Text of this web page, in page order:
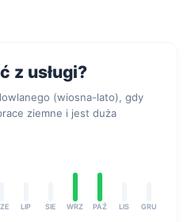
z usługi?
(wiosna-lato), gdy
ziemne i jest duża
LIP SIE WRZ PAŹ LIS GRU